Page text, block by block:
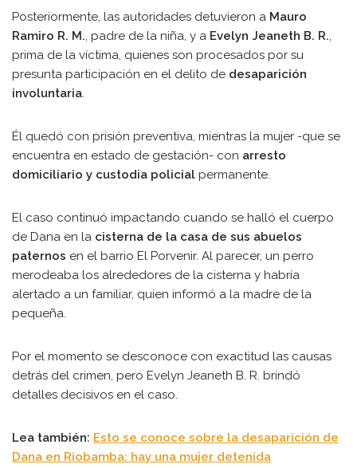
Posteriormente, las autoridades detuvieron a Mauro
Ramiro R. M., padre de la niña, y a Evelyn Jeaneth B. R.,
prima de la víctima, quienes son procesados por su
presunta participación en el delito de desaparición
involuntaria.
Él quedó con prisión preventiva, mientras la mujer -que se
encuentra en estado de gestación- con arresto
domiciliario y custodia policial permanente.
El caso continuó impactando cuando se halló el cuerpo
de Dana en la cisterna de la casa de sus abuelos
paternos en el barrio El Porvenir. Al parecer, un perro
merodeaba los alrededores de la cisterna y habría
alertado a un familiar, quien informó a la madre de la
pequeña.
Por el momento se desconoce con exactitud las causas
detrás del crimen, pero Evelyn Jeaneth B. R. brindó
detalles decisivos en el caso.
Lea también: Esto se conoce sobre la desaparición de
Dana en Riobamba: hay una mujer detenida